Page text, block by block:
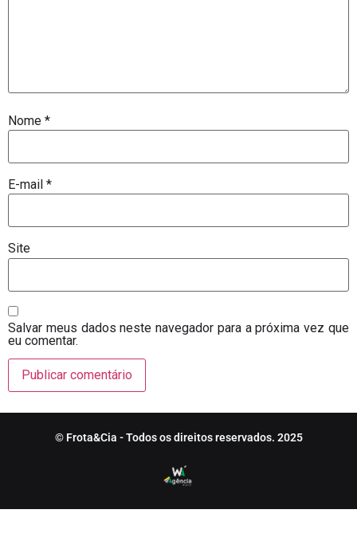
Nome *
E-mail *
Site
Salvar meus dados neste navegador para a próxima vez que
eu comentar.
© Frota&Cia - Todos os direitos reservados. 2025